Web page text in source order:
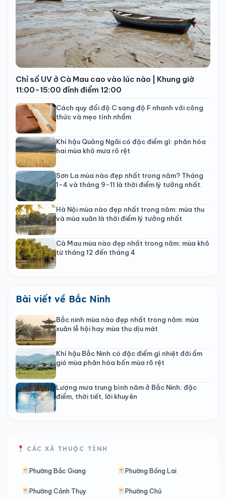
Chỉ số UV ở Cà Mau cao vào lúc nào | Khung giờ
11:00-15:00 đỉnh điểm 12:00
Cách quy đổi độ C sang độ F nhanh với công
thức và mẹo tính nhẩm
Khí hậu Quảng Ngãi có đặc điểm gì: phân hóa
hai mùa khô mưa rõ rệt
Sơn La mùa nào đẹp nhất trong năm? Tháng
1-4 và tháng 9-11 là thời điểm lý tưởng nhất.
Hà Nội mùa nào đẹp nhất trong năm: mùa thu
và mùa xuân là thời điểm lý tưởng nhất
Cà Mau mùa nào đẹp nhất trong năm: mùa khô
từ tháng 12 đến tháng 4
Bài viết về Bắc Ninh
Bắc ninh mùa nào đẹp nhất trong năm: mùa
xuân lễ hội hay mùa thu dịu mát
Khí hậu Bắc Ninh có đặc điểm gì nhiệt đới ẩm
gió mùa phân hóa bốn mùa rõ rệt
Lượng mưa trung bình năm ở Bắc Ninh: đặc
điểm, thời tiết, lời khuyên
CÁC XÃ THUỘC TỈNH
Phường Bắc Giang Phường Bồng Lai
Phường Cảnh Thụy Phường Chũ